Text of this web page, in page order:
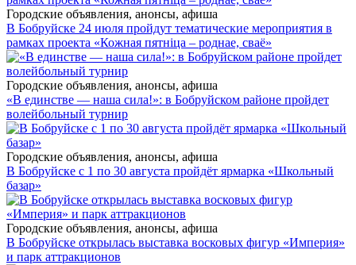
Городские объявления, анонсы, афиша
В Бобруйске 24 июля пройдут тематические мероприятия в
рамках проекта «Кожная пятніца – роднае, сваё»
Городские объявления, анонсы, афиша
«В единстве — наша сила!»: в Бобруйском районе пройдет
волейбольный турнир
Городские объявления, анонсы, афиша
В Бобруйске с 1 по 30 августа пройдёт ярмарка «Школьный
базар»
Городские объявления, анонсы, афиша
В Бобруйске открылась выставка восковых фигур «Империя»
и парк аттракционов